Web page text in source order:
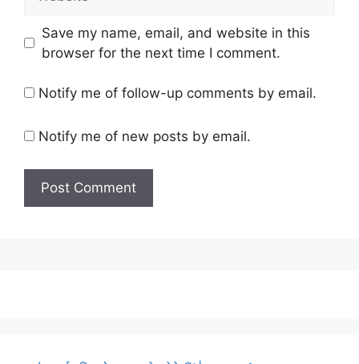
Save my name, email, and website in this
browser for the next time I comment.
Notify me of follow-up comments by email.
Notify me of new posts by email.